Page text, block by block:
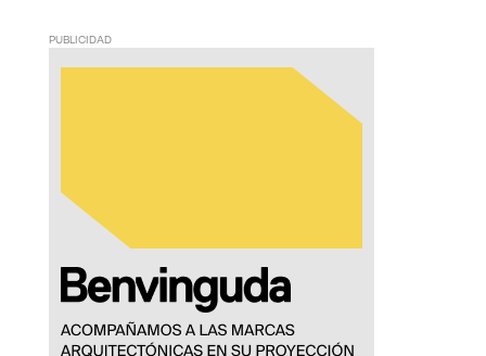
PUBLICIDAD